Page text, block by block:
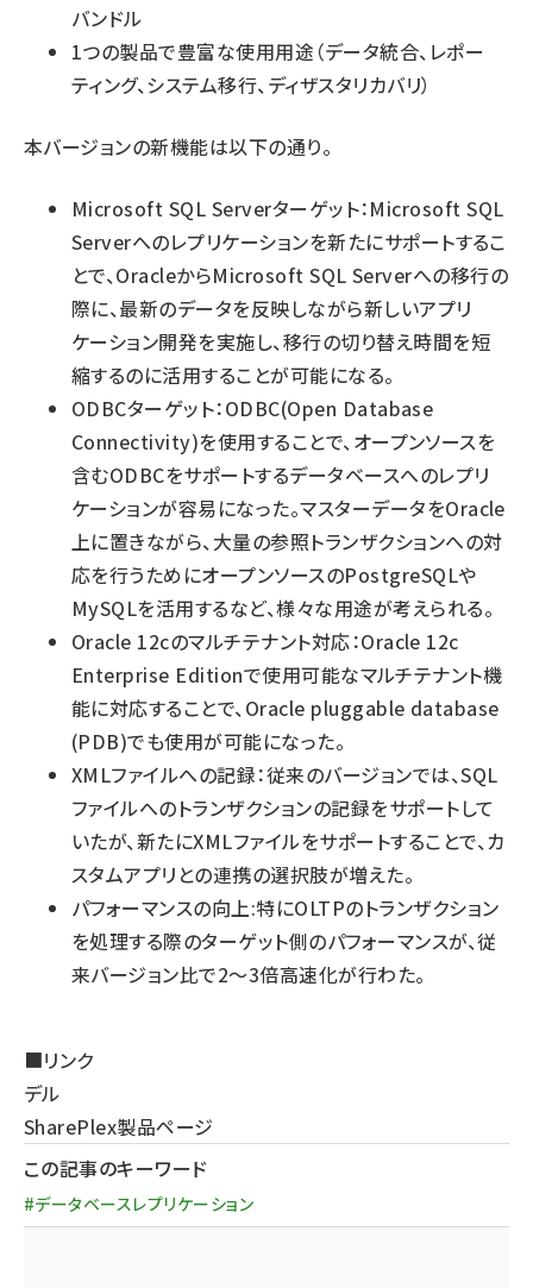
バンドル
1つの製品で豊富な使用用途（データ統合、レポー
ティング、システム移行、ディザスタリカバリ）
本バージョンの新機能は以下の通り。
Microsoft SQL Serverターゲット：Microsoft SQL
Serverへのレプリケーションを新たにサポートするこ
とで、OracleからMicrosoft SQL Serverへの移行の
際に、最新のデータを反映しながら新しいアプリ
ケーション開発を実施し、移行の切り替え時間を短
縮するのに活用することが可能になる。
ODBCターゲット：ODBC(Open Database
Connectivity)を使用することで、オープンソースを
含むODBCをサポートするデータベースへのレプリ
ケーションが容易になった。マスターデータをOracle
上に置きながら、大量の参照トランザクションへの対
応を行うためにオープンソースのPostgreSQLや
MySQLを活用するなど、様々な用途が考えられる。
Oracle 12cのマルチテナント対応：Oracle 12c
Enterprise Editionで使用可能なマルチテナント機
能に対応することで、Oracle pluggable database
(PDB)でも使用が可能になった。
XMLファイルへの記録：従来のバージョンでは、SQL
ファイルへのトランザクションの記録をサポートして
いたが、新たにXMLファイルをサポートすることで、カ
スタムアプリとの連携の選択肢が増えた。
パフォーマンスの向上:特にOLTPのトランザクション
を処理する際のターゲット側のパフォーマンスが、従
来バージョン比で2～3倍高速化が行わた。
■リンク
デル
SharePlex製品ページ
この記事のキーワード
#データベースレプリケーション